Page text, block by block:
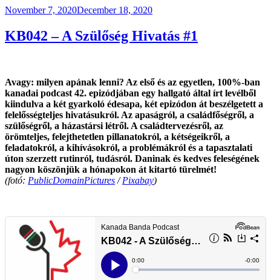
Posted
November 7, 2020December 18, 2020
KB042 – A Szülőség Hivatás #1
Avagy: milyen apának lenni? Az első és az egyetlen, 100%-ban
kanadai podcast 42. epizódjában egy hallgató által írt levélből
kiindulva a két gyarkoló édesapa, két epizódon át beszélgetett a
felelősségteljes hivatásukról. Az apaságról, a családfőségről, a
szülőségről, a házastársi létről. A családtervezésről, az
örömteljes, felejthetetlen pillanatokról, a kétségeikről, a
feladatokról, a kihívásokról, a problémákról és a tapasztalati
úton szerzett rutinról, tudásról. Daninak és kedves feleségének
nagyon köszönjük a hónapokon át kitartó türelmét!
(fotó: PublicDomainPictures /Pixabay)